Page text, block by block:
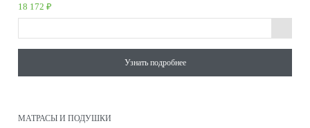
18 172 ₽
Узнать подробнее
МАТРАСЫ И ПОДУШКИ